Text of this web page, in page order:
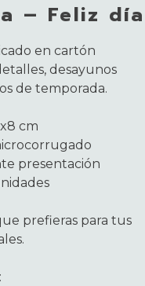
– Feliz día
en cartón
desayunos
de temporada.
cm
presentación
prefieras para tus